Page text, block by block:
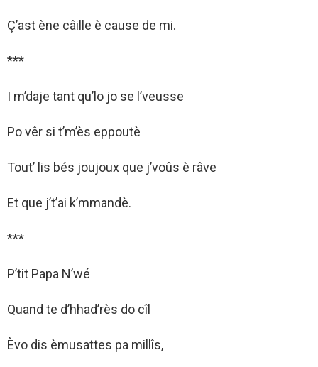
Ç’ast ène câille è cause de mi.
***
I m’daje tant qu’lo jo se l’veusse
Po vêr si t’m’ès eppoutè
Tout’ lis bés joujoux que j’voûs è râve
Et que j’t’ai k’mmandè.
***
P’tit Papa N’wé
Quand te d’hhad’rès do cîl
Èvo dis èmusattes pa millîs,